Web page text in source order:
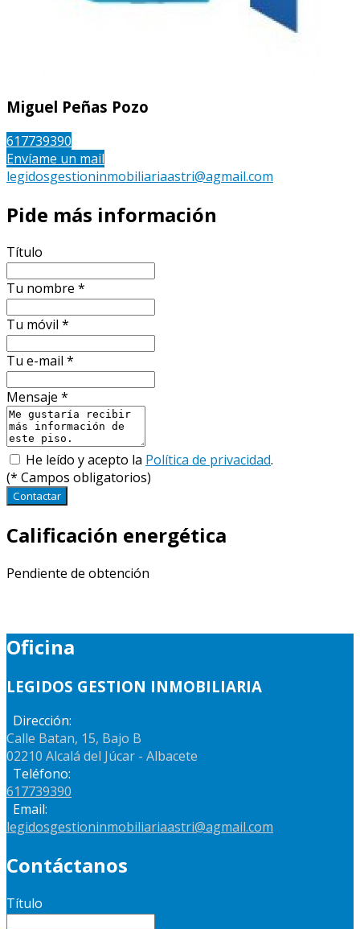
Miguel Peñas Pozo
617739390
Envíame un mail
legidosgestioninmobiliariaastri@agmail.com
Pide más información
Título
Tu nombre *
Tu móvil *
Tu e-mail *
Mensaje *
He leído y acepto la Política de privacidad.
(* Campos obligatorios)
Contactar
Calificación energética
Pendiente de obtención
Oficina
LEGIDOS GESTION INMOBILIARIA
Dirección:
Calle Batan, 15, Bajo B
02210 Alcalá del Júcar - Albacete
Teléfono:
617739390
Email:
legidosgestioninmobiliariaastri@agmail.com
Contáctanos
Título